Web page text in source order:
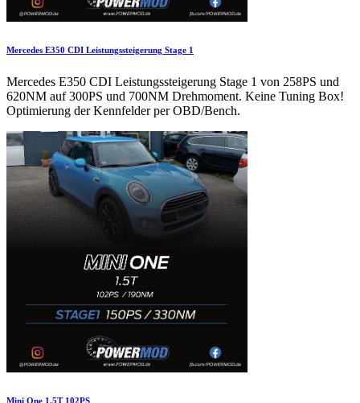
Mercedes E350 CDI Leistungssteigerung Stage 1
Mercedes E350 CDI Leistungssteigerung Stage 1 von 258PS und
620NM auf 300PS und 700NM Drehmoment. Keine Tuning Box!
Optimierung der Kennfelder per OBD/Bench.
Mini One 1.5T 102PS